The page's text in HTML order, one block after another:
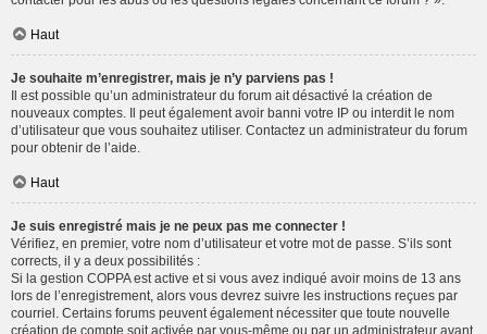
Haut
Je souhaite m’enregistrer, mais je n’y parviens pas !
Il est possible qu’un administrateur du forum ait désactivé la création de
nouveaux comptes. Il peut également avoir banni votre IP ou interdit le nom
d’utilisateur que vous souhaitez utiliser. Contactez un administrateur du forum
pour obtenir de l’aide.
Haut
Je suis enregistré mais je ne peux pas me connecter !
Vérifiez, en premier, votre nom d’utilisateur et votre mot de passe. S’ils sont
corrects, il y a deux possibilités :
Si la gestion COPPA est active et si vous avez indiqué avoir moins de 13 ans
lors de l’enregistrement, alors vous devrez suivre les instructions reçues par
courriel. Certains forums peuvent également nécessiter que toute nouvelle
création de compte soit activée par vous-même ou par un administrateur avant